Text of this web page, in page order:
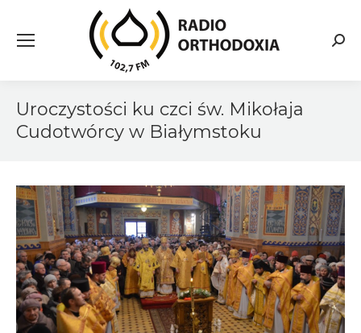
Uroczystości ku czci św. Mikołaja
Cudotwórcy w Białymstoku